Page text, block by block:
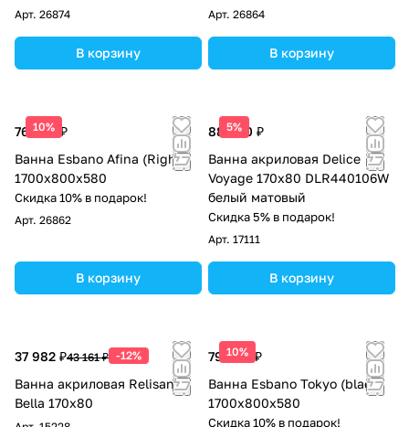
Арт. 26874
В корзину
Арт. 26864
В корзину
10%
76 500 ₽
Ванна Esbano Afina (Right)
1700x800x580
Скидка 10% в подарок!
Арт. 26862
В корзину
5%
88 000 ₽
Ванна акриловая Delice
Voyage 170х80 DLR440106W
белый матовый
Скидка 5% в подарок!
Арт. 17111
В корзину
37 982 ₽43 161 ₽ -12%
Ванна акриловая Relisan
Bella 170х80
10%
79 688 ₽
Ванна Esbano Tokyo (black)
1700x800x580
Скидка 10% в подарок!